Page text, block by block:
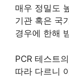
매우 정밀도
기관 혹은 국
경우에 한해
PCR 테스트
따라 다르니